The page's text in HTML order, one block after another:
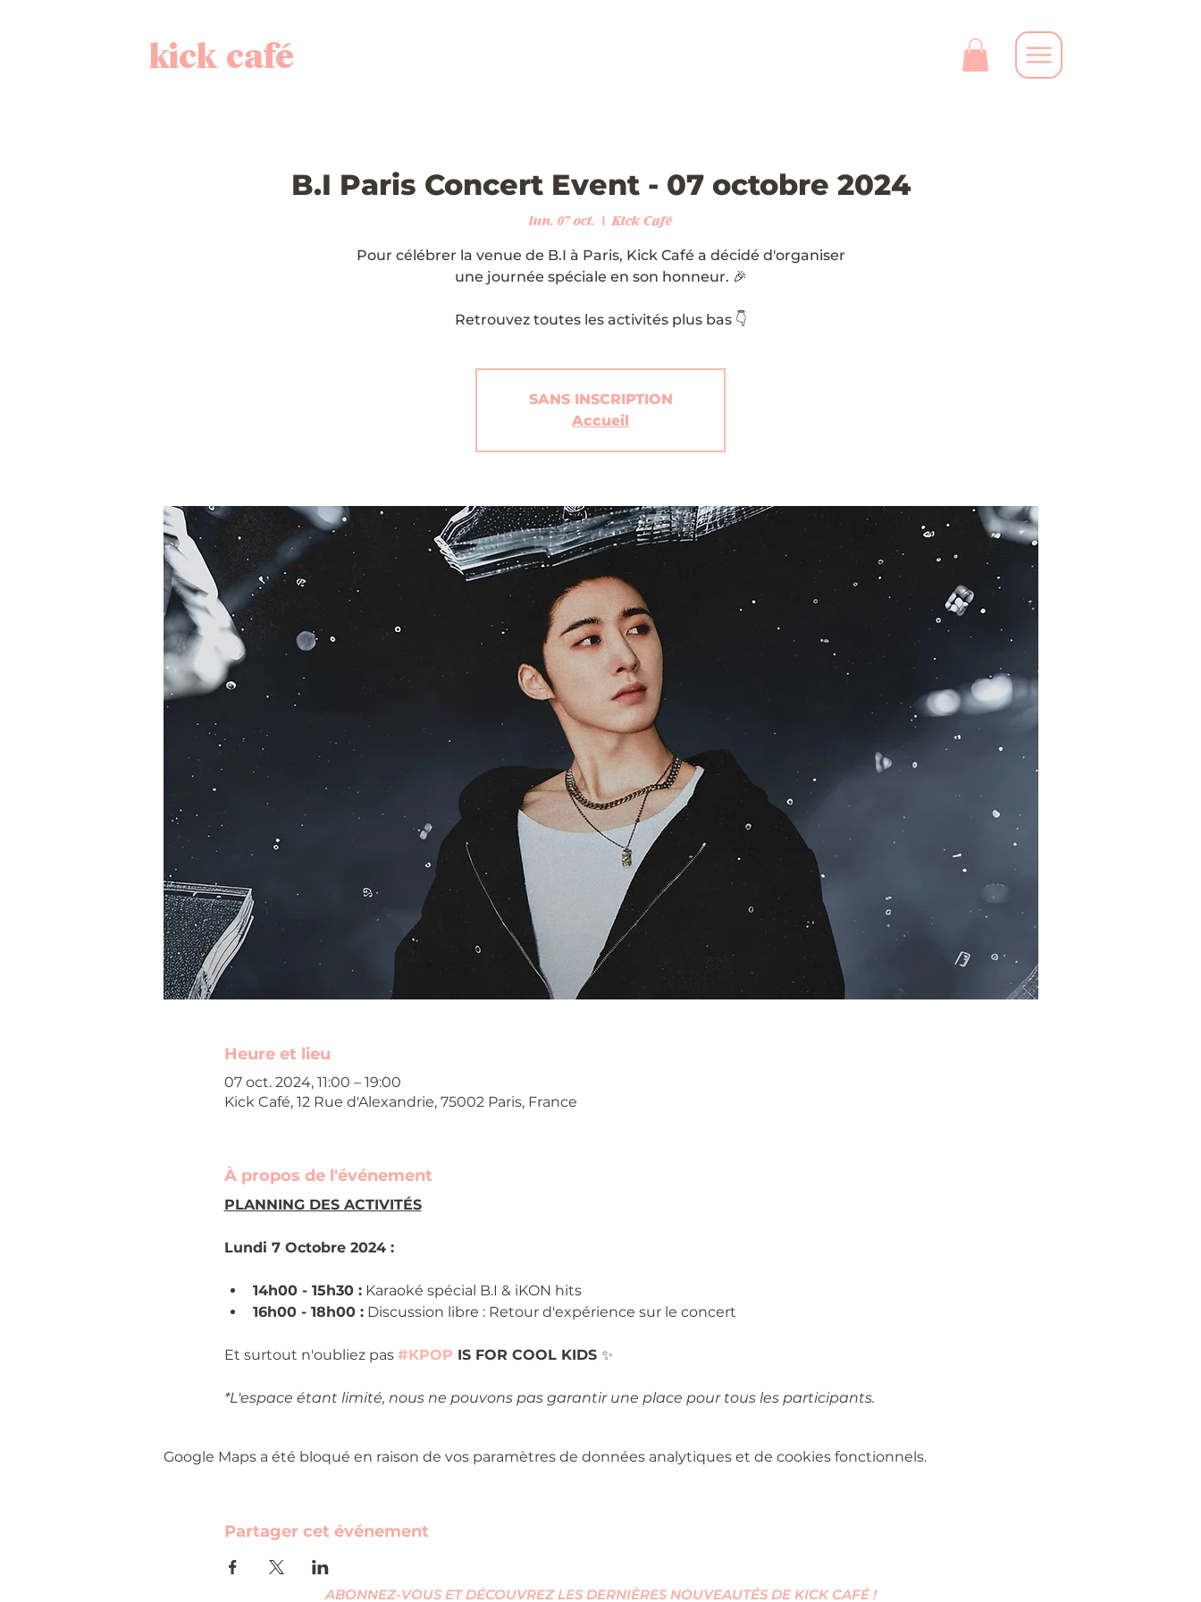
kick café
B.I Paris Concert Event - 07 octobre 2024
lun. 07 oct.
  |
Kick Café
Pour célébrer la venue de B.I à Paris, Kick Café a décidé d'organiser
une journée spéciale en son honneur. 🎉
Retrouvez toutes les activités plus bas 👇
SANS INSCRIPTION
Accueil
Heure et lieu
07 oct. 2024, 11:00 – 19:00
Kick Café, 12 Rue d'Alexandrie, 75002 Paris, France
À propos de l'événement
PLANNING DES ACTIVITÉS
Lundi 7 Octobre 2024 :
14h00 - 15h30 : Karaoké spécial B.I & iKON hits
16h00 - 18h00 : Discussion libre : Retour d'expérience sur le concert
Et surtout n'oubliez pas #KPOP IS FOR COOL KIDS ✨
*L'espace étant limité, nous ne pouvons pas garantir une place pour tous les participants.
Google Maps a été bloqué en raison de vos paramètres de données analytiques et de cookies fonctionnels.
Partager cet événement
ABONNEZ-VOUS ET DÉCOUVREZ LES DERNIÈRES NOUVEAUTÉS DE KICK CAFÉ !